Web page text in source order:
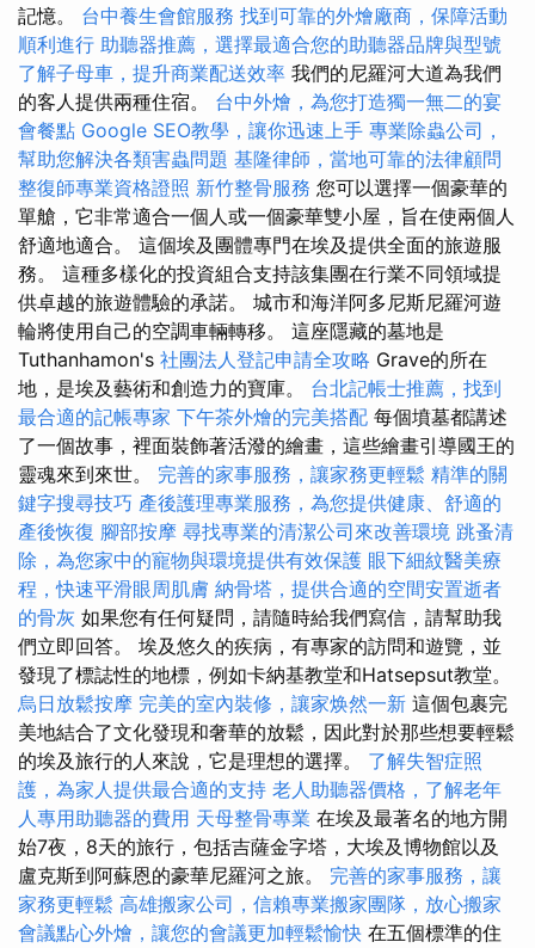
記憶。 台中養生會館服務 找到可靠的外燴廠商，保障活動
順利進行 助聽器推薦，選擇最適合您的助聽器品牌與型號
了解子母車，提升商業配送效率 我們的尼羅河大道為我們
的客人提供兩種住宿。 台中外燴，為您打造獨一無二的宴
會餐點 Google SEO教學，讓你迅速上手 專業除蟲公司，
幫助您解決各類害蟲問題 基隆律師，當地可靠的法律顧問
整復師專業資格證照 新竹整骨服務 您可以選擇一個豪華的
單艙，它非常適合一個人或一個豪華雙小屋，旨在使兩個人
舒適地適合。 這個埃及團體專門在埃及提供全面的旅遊服
務。 這種多樣化的投資組合支持該集團在行業不同領域提
供卓越的旅遊體驗的承諾。 城市和海洋阿多尼斯尼羅河遊
輪將使用自己的空調車輛轉移。 這座隱藏的墓地是
Tuthanhamon's 社團法人登記申請全攻略 Grave的所在
地，是埃及藝術和創造力的寶庫。 台北記帳士推薦，找到
最合適的記帳專家 下午茶外燴的完美搭配 每個墳墓都講述
了一個故事，裡面裝飾著活潑的繪畫，這些繪畫引導國王的
靈魂來到來世。 完善的家事服務，讓家務更輕鬆 精準的關
鍵字搜尋技巧 產後護理專業服務，為您提供健康、舒適的
產後恢復 腳部按摩 尋找專業的清潔公司來改善環境 跳蚤清
除，為您家中的寵物與環境提供有效保護 眼下細紋醫美療
程，快速平滑眼周肌膚 納骨塔，提供合適的空間安置逝者
的骨灰 如果您有任何疑問，請隨時給我們寫信，請幫助我
們立即回答。 埃及悠久的疾病，有專家的訪問和遊覽，並
發現了標誌性的地標，例如卡納基教堂和Hatsepsut教堂。
烏日放鬆按摩 完美的室內裝修，讓家焕然一新 這個包裹完
美地結合了文化發現和奢華的放鬆，因此對於那些想要輕鬆
的埃及旅行的人來說，它是理想的選擇。 了解失智症照
護，為家人提供最合適的支持 老人助聽器價格，了解老年
人專用助聽器的費用 天母整骨專業 在埃及最著名的地方開
始7夜，8天的旅行，包括吉薩金字塔，大埃及博物館以及
盧克斯到阿蘇恩的豪華尼羅河之旅。 完善的家事服務，讓
家務更輕鬆 高雄搬家公司，信賴專業搬家團隊，放心搬家
會議點心外燴，讓您的會議更加輕鬆愉快 在五個標準的住